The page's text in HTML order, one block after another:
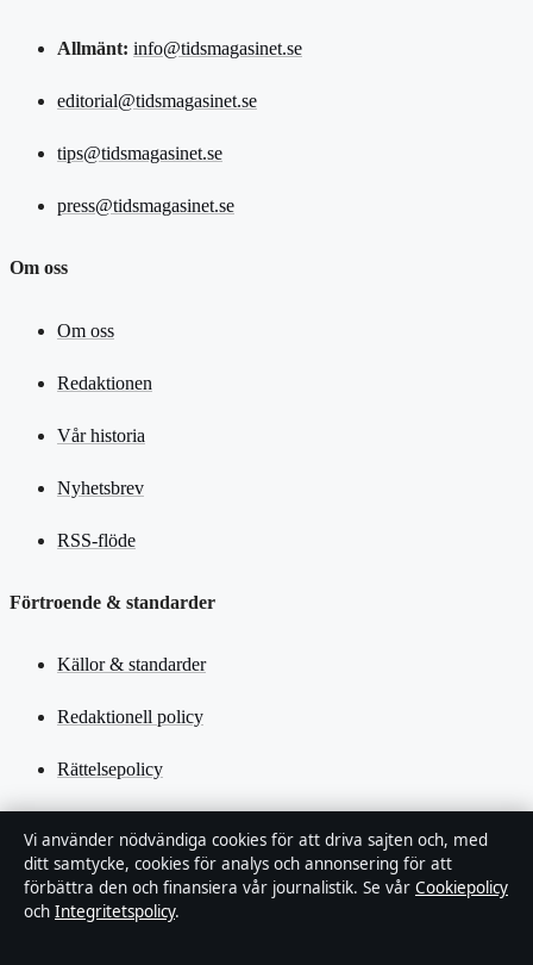
Allmänt: info@tidsmagasinet.se
editorial@tidsmagasinet.se
tips@tidsmagasinet.se
press@tidsmagasinet.se
Om oss
Om oss
Redaktionen
Vår historia
Nyhetsbrev
RSS-flöde
Förtroende & standarder
Källor & standarder
Redaktionell policy
Rättelsepolicy
Kändisar & integritet
Integritetspolicy
Vi använder nödvändiga cookies för att driva sajten och, med
ditt samtycke, cookies för analys och annonsering för att
förbättra den och finansiera vår journalistik. Se vår Cookiepolicy
och Integritetspolicy.